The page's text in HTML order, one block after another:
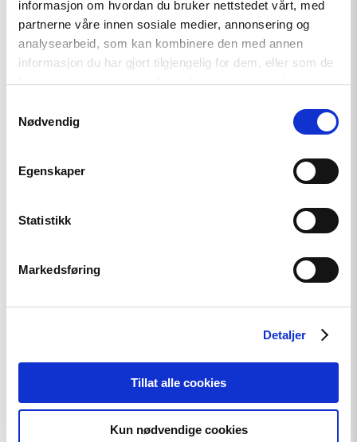
informasjon om hvordan du bruker nettstedet vårt, med
partnerne våre innen sosiale medier, annonsering og
analysearbeid, som kan kombinere den med annen
informasjon du har gjort tilgjengelig for dem, eller som de
har samlet inn gjennom din bruk av tjenestene deres.
Nødvendig
Egenskaper
Statistikk
Markedsføring
Detaljer
Tillat alle cookies
Kun nødvendige cookies
Norge bør slutte seg til
anmeldelsen av belarusiske
bør
slutte
seg
anmeldelsen
Read
og
overfor